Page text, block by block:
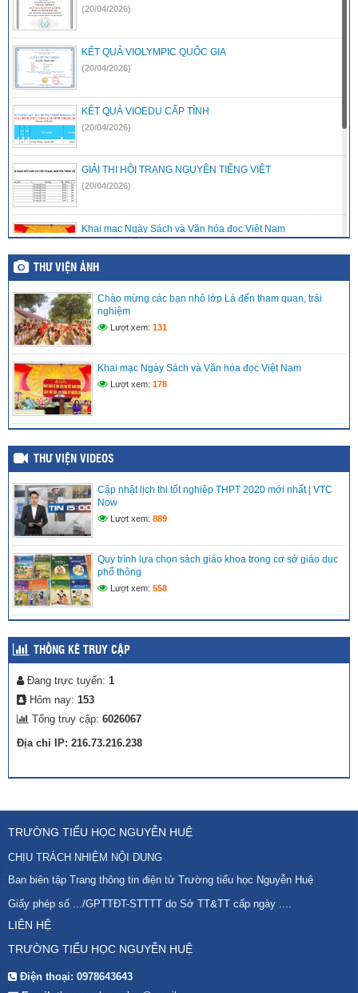
(20/04/2026)
KẾT QUẢ VIOLYMPIC QUỐC GIA
(20/04/2026)
KẾT QUẢ VIOEDU CẤP TỈNH
(20/04/2026)
GIẢI THI HỘI TRẠNG NGUYÊN TIẾNG VIỆT
(20/04/2026)
Khai mạc Ngày Sách và Văn hóa đọc Việt Nam
(13/04/2026)
Trường Tiểu học Nguyễn Huệ tổ chức dạy học và trưng bày
STEM
(13/04/2026)
THƯ VIỆN ẢNH
Chào mừng các bạn nhỏ lớp Lá đến tham quan, trải
nghiệm
Lượt xem: 131
Khai mạc Ngày Sách và Văn hóa đọc Việt Nam
Lượt xem: 178
THƯ VIỆN VIDEOS
Cập nhật lịch thi tốt nghiệp THPT 2020 mới nhất | VTC
Now
Lượt xem: 889
Quy trình lựa chọn sách giáo khoa trong cơ sở giáo dục
phổ thông
Lượt xem: 558
THỐNG KÊ TRUY CẬP
Đang trực tuyến: 1
Hôm nay: 153
Tổng truy cập: 6026067
Địa chỉ IP: 216.73.216.238
TRƯỜNG TIỂU HỌC NGUYỄN HUỆ
CHỊU TRÁCH NHIỆM NỘI DUNG
Ban biên tập Trang thông tin điện tử Trường tiểu học Nguyễn Huệ
Giấy phép số .../GPTTĐT-STTTT do Sở TT&TT cấp ngày ....
LIÊN HỆ
TRƯỜNG TIỂU HỌC NGUYỄN HUỆ
Điện thoại:0978643643